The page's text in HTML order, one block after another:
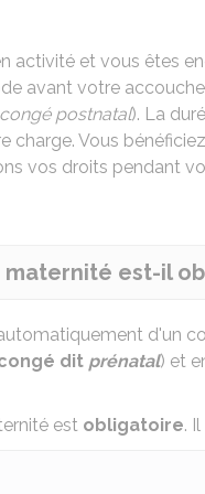
activité et vous êtes
avant votre
congé postnatal). La
charge. Vous
vos droits pendant
est-il
d'un
dit prénatal) et
est obligatoire.